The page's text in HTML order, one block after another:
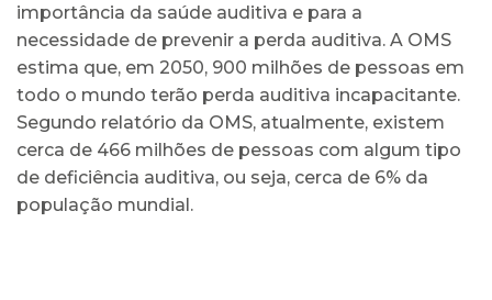
importância da saúde auditiva e para a
necessidade de prevenir a perda auditiva. A OMS
estima que, em 2050, 900 milhões de pessoas em
todo o mundo terão perda auditiva incapacitante.
Segundo relatório da OMS, atualmente, existem
cerca de 466 milhões de pessoas com algum tipo
de deficiência auditiva, ou seja, cerca de 6% da
população mundial.